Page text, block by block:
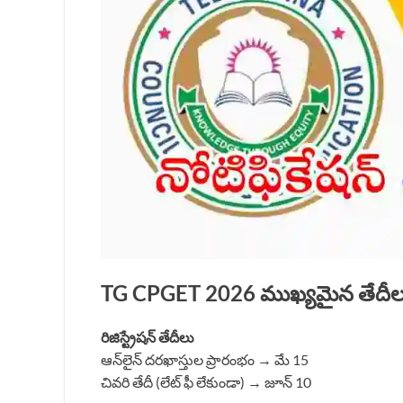
TG CPGET 2026 ముఖ్యమైన
రిజిస్ట్రేషన్ తేదీలు
ఆన్‌లైన్ దరఖాస్తుల ప్రారంభం → మే 15
చివరి తేదీ (లేట్ ఫీ లేకుండా) → జూన్ 10